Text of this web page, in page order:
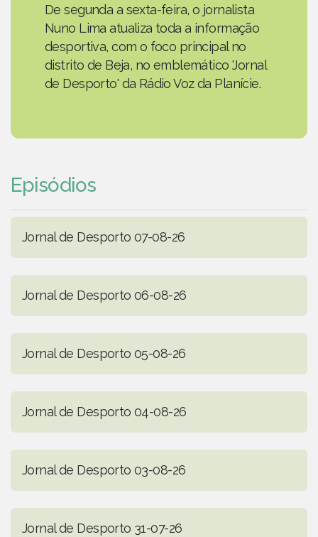
De segunda a sexta-feira, o jornalista
Nuno Lima atualiza toda a informação
desportiva, com o foco principal no
distrito de Beja, no emblemático 'Jornal
de Desporto' da Rádio Voz da Planície.
Episódios
Jornal de Desporto 07-08-26
Jornal de Desporto 06-08-26
Jornal de Desporto 05-08-26
Jornal de Desporto 04-08-26
Jornal de Desporto 03-08-26
Jornal de Desporto 31-07-26